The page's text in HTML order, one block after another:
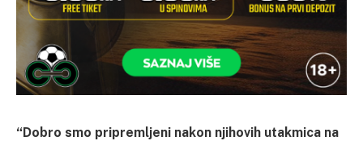
“Dobro smo pripremljeni nakon njihovih utakmica na